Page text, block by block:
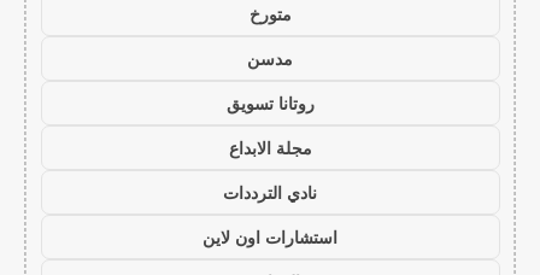
متورخ
مدسن
روتانا تسويق
مجلة الابداع
نادي الترددات
استشارات اون لاين